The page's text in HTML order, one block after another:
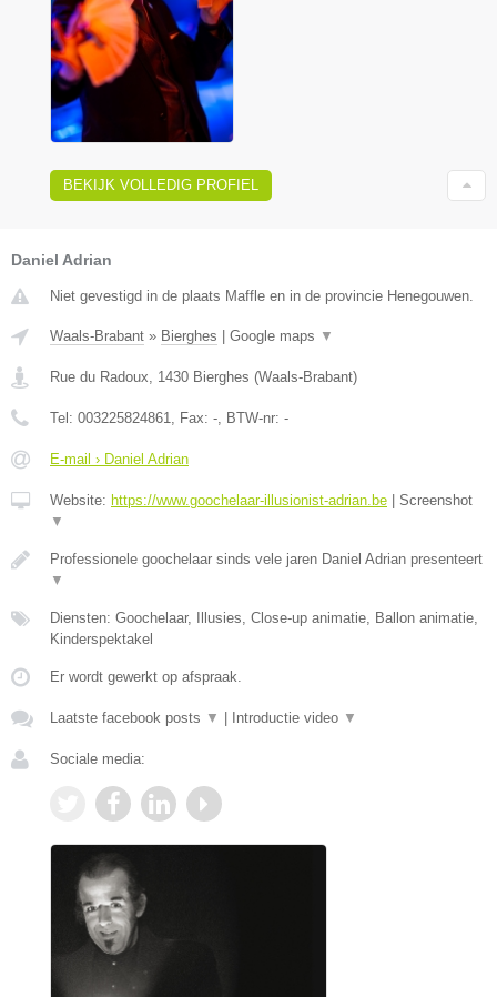
BEKIJK VOLLEDIG PROFIEL
Daniel Adrian
Niet gevestigd in de plaats Maffle en in de provincie Henegouwen.
Waals-Brabant » Bierghes | Google maps ▼
Rue du Radoux 1430 Bierghes (Waals-Brabant)
Tel: 003225824861 , Fax: - , BTW-nr: -
E-mail › Daniel Adrian
Website: https://www.goochelaar-illusionist-adrian.be | Screenshot
▼
Professionele goochelaar sinds vele jaren Daniel Adrian presenteert
▼
Diensten: Goochelaar, Illusies, Close-up animatie, Ballon animatie,
Kinderspektakel
Er wordt gewerkt op afspraak.
Laatste facebook posts ▼ | Introductie video ▼
Sociale media: